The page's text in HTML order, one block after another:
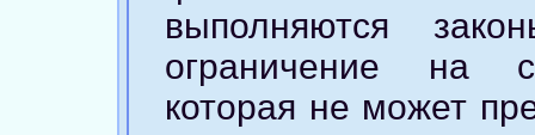
выполняются
ограничение на
которая не может